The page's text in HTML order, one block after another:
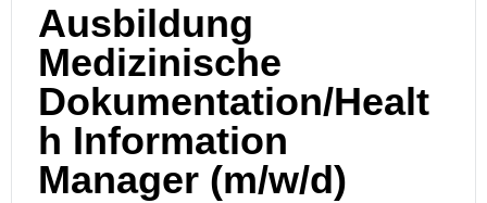
Ausbildung
Medizinische
Dokumentation/Healt
h Information
Manager (m/w/d)